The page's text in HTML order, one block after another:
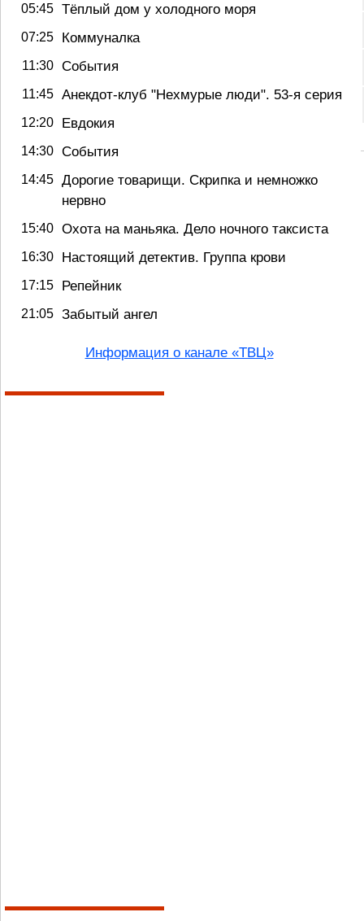
05:45 Тёплый дом у холодного моря
07:25 Коммуналка
11:30 События
11:45 Анекдот-клуб "Нехмурые люди". 53-я серия
12:20 Евдокия
14:30 События
14:45 Дорогие товарищи. Скрипка и немножко
нервно
15:40 Охота на маньяка. Дело ночного таксиста
16:30 Настоящий детектив. Группа крови
17:15 Репейник
21:05 Забытый ангел
Информация о канале «ТВЦ»